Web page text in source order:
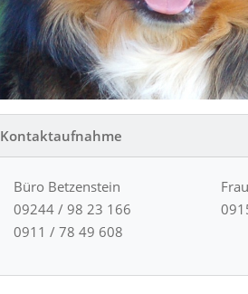
Kontaktaufnahme
Büro Betzenstein
09244 / 98 23 166
0911 / 78 49 608